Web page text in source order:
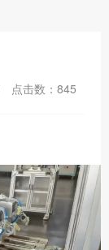
点击数： 845